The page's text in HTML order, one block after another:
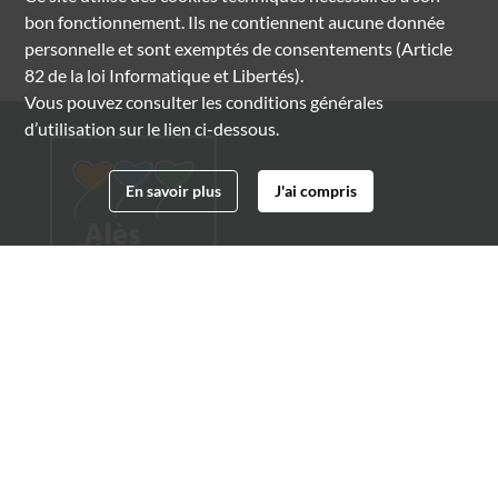
bon fonctionnement. Ils ne contiennent aucune donnée
personnelle et sont exemptés de consentements (Article
82 de la loi Informatique et Libertés).
Vous pouvez consulter les conditions générales
d’utilisation sur le lien ci-dessous.
En savoir plus J'ai compris